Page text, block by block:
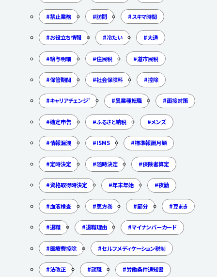
禁止業務 訪問 スキマ時間
お役立ち情報 冷たい 大通
給与明細 住民税 道市民税
保管期間 社会保険料 控除
キャリアチェンジ' 異業種転職 面接対策
確定申告 ふるさと納税 メンズ
情報漏洩 ISMS 標準報酬月額
定時決定 随時決定 保険者算定
資格取得時決定 年末年始 夜勤
血液検査 恵方巻 節分 豆まき
退職 退職理由 マイナンバーカード
医療費控除 セルフメディケーション税制
法改正 就職 労働条件通知書